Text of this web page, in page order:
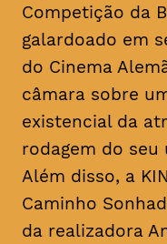
Competição da
galardoado em
do Cinema
câmara sobre
existencial da
rodagem do
Além disso, a
Caminho
da realizadora